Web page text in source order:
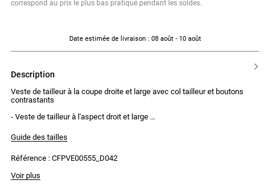
correspond au prix le plus bas pratiqué pendant les soldes.
Date estimée de livraison: 08 août - 10 août
description
Veste de tailleur à la coupe droite et large avec col tailleur et boutons
contrastants
- Veste de tailleur à l'aspect droit et large
- Fermeture classique à deux boutons
- Poches passepoilées à rabat
- Trois boutons contrastants sur chaque bas de manches
- Poche gilet
Guide des tailles
Référence : CFPVE00555_D042
Voir plus